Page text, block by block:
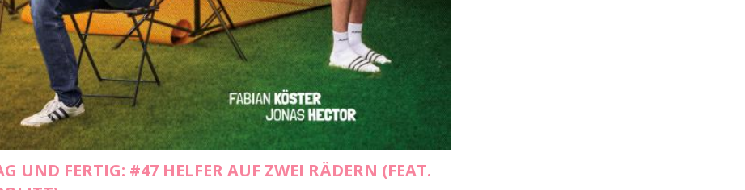
UND FERTIG: #47 HELFER AUF ZWEI RÄDERN (FEAT.